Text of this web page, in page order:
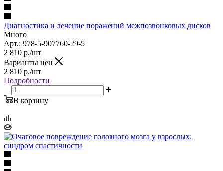
Диагностика и лечение поражений межпозвонковых дисков
Много
Арт.: 978-5-907760-29-5
2 810 р./шт
Варианты цен
2 810 р./шт
Подробности
В корзину